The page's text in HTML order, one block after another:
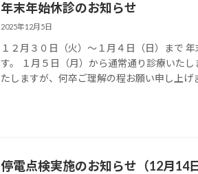
年末年始休診のお知らせ
2025年12月5日
１２月３０日（火）～１月４日（日）まで
す。 １月５日（月）から通常通り診療いた
たしますが、何卒ご理解の程お願い申し上げ
停電点検実施のお知らせ（12月14日